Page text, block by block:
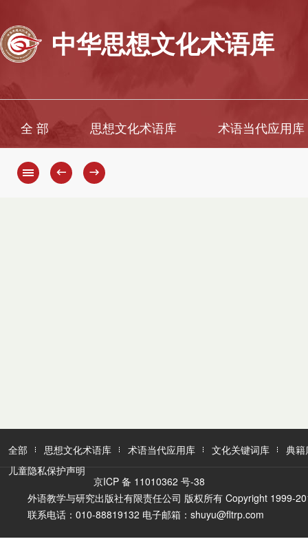
中华思想文化术语库
全 部 思想文化术语库 术语当代应用库
← →
全部 思想文化术语库 术语当代应用库 文化关键词库
典籍
儿童隐私保护声明
京ICP 备 11010362 号-38
外语教学与研究出版社有限责任公司 版权所有 Copyright 1999-
联系电话：010-88819132 电子邮箱：shuyu@fltrp.com